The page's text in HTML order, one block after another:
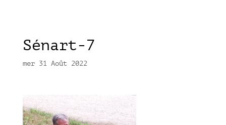
Sénart-7
mer 31 Août 2022